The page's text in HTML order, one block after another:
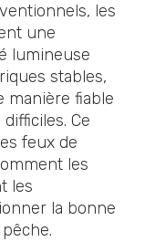
les
une
lumineuse
stables,
manière fiable
Ce
feux de
les
les
la bonne